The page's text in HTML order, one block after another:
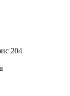
204